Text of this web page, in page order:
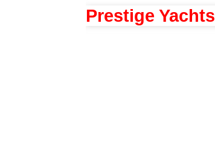
Prestige Yachts